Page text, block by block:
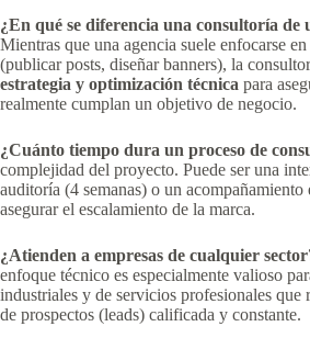
¿En qué se diferencia una consultoría de
Mientras que una agencia suele enfocarse
(publicar posts, diseñar banners), la
estrategia y optimización técnica para
realmente cumplan un objetivo de negocio.
¿Cuánto tiempo dura un proceso de
complejidad del proyecto. Puede ser una
auditoría (4 semanas) o un
asegurar el escalamiento de la marca.
¿Atienden a empresas de cualquier
enfoque técnico es especialmente valioso
industriales y de servicios profesionales que
de prospectos (leads) calificada y constante.